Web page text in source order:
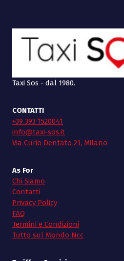
Taxi Sos - dal 1980.
CONTATTI
+39 393 1520041
info@taxi-sos.it
Via Curio Dentato 21, Milano
As For
Chi Siamo
Contatti
Privacy Policy
FAQ
Termini e Condizioni
Tutto sul Mondo Ncc